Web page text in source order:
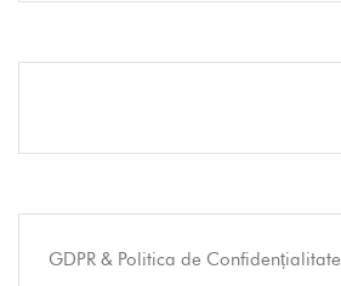
GDPR & Politica de Confidențialitate